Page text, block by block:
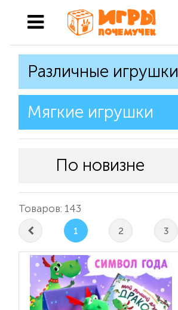
Различные игрушки
Мягкие игрушки
По новизне
Товаров: 143
1 2 3